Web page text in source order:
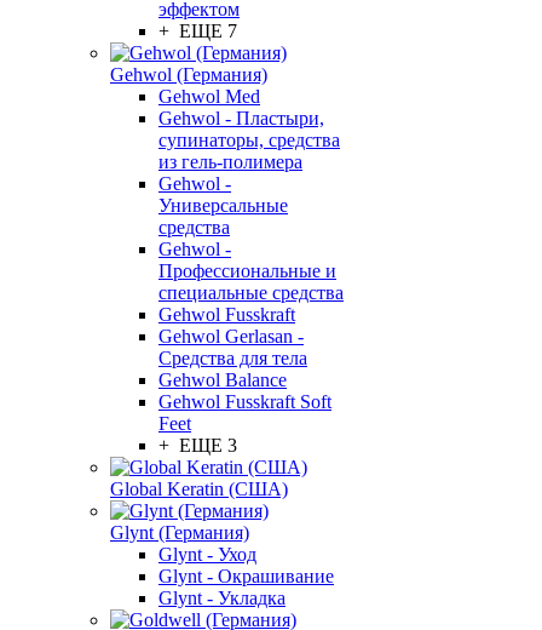
эффектом
+ ЕЩЕ 7
Gehwol (Германия)
Gehwol Med
Gehwol - Пластыри,
супинаторы, средства
из гель-полимера
Gehwol -
Универсальные
средства
Gehwol -
Профессиональные и
специальные средства
Gehwol Fusskraft
Gehwol Gerlasan -
Средства для тела
Gehwol Balance
Gehwol Fusskraft Soft
Feet
+ ЕЩЕ 3
Global Keratin (США)
Glynt (Германия)
Glynt - Уход
Glynt - Окрашивание
Glynt - Укладка